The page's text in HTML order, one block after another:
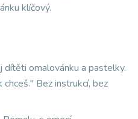
klíčový.
omalovánku a pastelky.
chceš." Bez instrukcí, bez